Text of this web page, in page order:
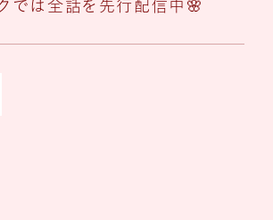
では全話を先行配信中🌸